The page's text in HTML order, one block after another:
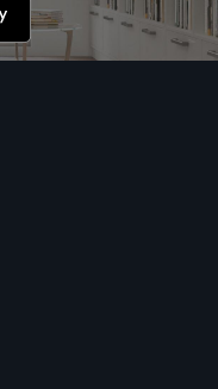
のナイーブな感情と
読み進めていくと、
訪での日々が歌われ
う認識がある。だか
を大切にし、現実に
。